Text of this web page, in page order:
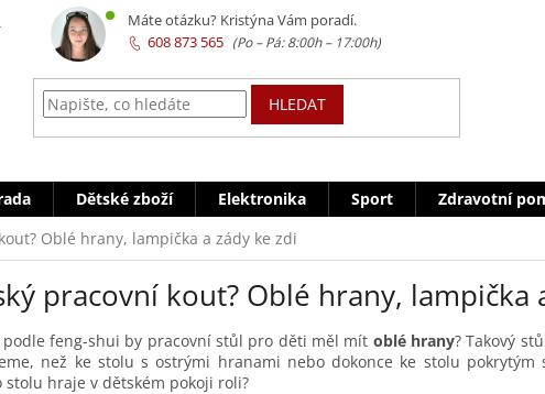
HLEDAT
Dětské zboží Elektronika Sport Zdravotní
Oblé hrany, lampička a zády ke zdi
pracovní kout? Oblé hrany, lampička
podle feng-shui by pracovní stůl pro děti měl mít oblé hrany? Takový
než ke stolu s ostrými hranami nebo dokonce ke stolu
stolu hraje v dětském pokoji roli?
Máte otázku? Kristýna Vám poradí.
608 873 565